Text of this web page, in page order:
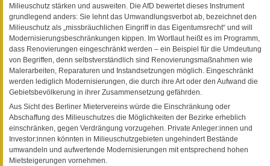
Milieuschutz stärken und ausweiten. Die AfD bewertet dieses Instrument
grundlegend anders: Sie lehnt das Umwandlungsverbot ab, bezeichnet den
Milieuschutz als „missbräuchlichen Eingriff in das Eigentumsrecht“ und will
Modernisierungsbeschränkungen kippen. Im Wortlaut heißt es im Programm,
dass Renovierungen eingeschränkt werden – ein Beispiel für die Umdeutung
von Begriffen, denn selbstverständlich sind Renovierungsmaßnahmen wie
Malerarbeiten, Reparaturen und Instandsetzungen möglich. Eingeschränkt
werden lediglich Modernisierungen, die durch ihre Art oder den Aufwand die
Gebietsbevölkerung in ihrer Zusammensetzung gefährden.
Aus Sicht des Berliner Mietervereins würde die Einschränkung oder
Abschaffung des Milieuschutzes die Möglichkeiten der Bezirke erheblich
einschränken, gegen Verdrängung vorzugehen. Private Anleger:innen und
Investor:innen könnten in Milieuschutzgebieten ungehindert Bestände
umwandeln und aufwertende Modernisierungen mit entsprechend hohen
Mietsteigerungen vornehmen.